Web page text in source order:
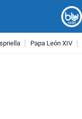
Papa León XIV